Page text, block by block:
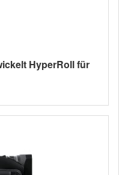
HyperRoll für